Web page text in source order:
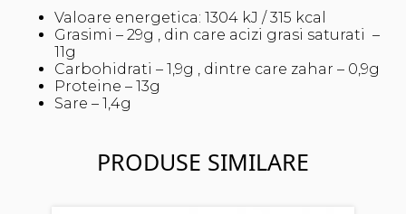
Valoare energetica: 1304 kJ / 315 kcal
Grasimi – 29g , din care acizi grasi saturati –
11g
Carbohidrati – 1,9g , dintre care zahar – 0,9g
Proteine – 13g
Sare – 1,4g
PRODUSE SIMILARE